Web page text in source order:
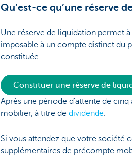
Qu’est-ce qu’une réserve
Une réserve de liquidation permet
imposable à un compte distinct du
constituée.
Constituer une réserve de
Après une période d'attente de
mobilier, à titre de dividende.
Si vous attendez que votre société
supplémentaires de précompte